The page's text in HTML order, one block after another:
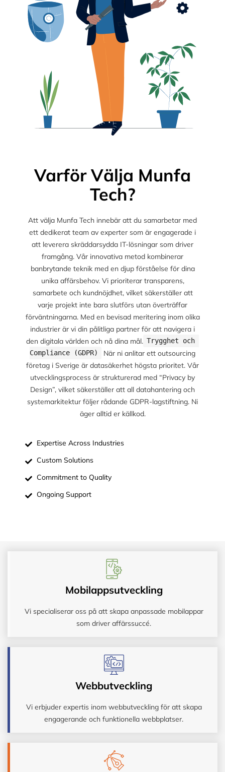
Varför Välja Munfa
Tech?
Att välja Munfa Tech innebär att du samarbetar med
ett dedikerat team av experter som är engagerade i
att leverera skräddarsydda IT-lösningar som driver
framgång. Vår innovativa metod kombinerar
banbrytande teknik med en djup förståelse för dina
unika affärsbehov. Vi prioriterar transparens,
samarbete och kundnöjdhet, vilket säkerställer att
varje projekt inte bara slutförs utan överträffar
förväntningarna. Med en bevisad meritering inom olika
industrier är vi din pålitliga partner för att navigera i
den digitala världen och nå dina mål. Trygghet och
Compliance (GDPR)
När ni anlitar ett outsourcing
företag i Sverige är datasäkerhet högsta prioritet. Vår
utvecklingsprocess är strukturerad med “Privacy by
Design”, vilket säkerställer att all datahantering och
systemarkitektur följer rådande GDPR-lagstiftning. Ni
äger alltid er källkod.
Expertise Across Industries
Custom Solutions
Commitment to Quality
Ongoing Support
Mobilappsutveckling
Vi specialiserar oss på att skapa anpassade mobilappar
som driver affärssuccé.
Webbutveckling
Vi erbjuder expertis inom webbutveckling för att skapa
engagerande och funktionella webbplatser.